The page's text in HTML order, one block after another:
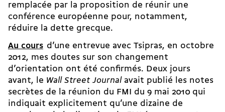
remplacée par la proposition de réunir une
conférence européenne pour, notamment,
réduire la dette grecque.
Au cours d’une entrevue avec Tsipras, en octobre
2012, mes doutes sur son changement
d’orientation ont été confirmés. Deux jours
avant, le Wall Street Journal avait publié les notes
secrètes de la réunion du FMI du 9 mai 2010 qui
indiquait explicitement qu’une dizaine de